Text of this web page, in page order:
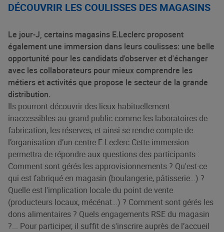
DÉCOUVRIR LES COULISSES DES MAGASINS
Le jour-J, certains magasins E.Leclerc proposent
également une immersion dans leurs coulisses: une belle
opportunité pour les candidats d'observer et d'échanger
avec les collaborateurs pour mieux comprendre les
métiers et activités que propose le secteur de la grande
distribution.
Ils pourront découvrir des lieux habituellement
inaccessibles au grand public comme les laboratoires de
fabrication, les réserves, et ainsi se rendre compte de
l’organisation d’un centre E.Leclerc Cette immersion
permettra de répondre aux questions des participants :
Comment sont gérés les approvisionnements ? Qu'est-ce
qui est fabriqué en magasin (boulangerie, pâtisserie…) ?
Quelle est l'implication locale du point de vente
(producteurs locaux, mécénat…) ? Comment sont gérés les
dons alimentaires ? Quels engagements RSE du magasin
?... Pour participer, il suffit de s'inscrire auprès de l’accueil